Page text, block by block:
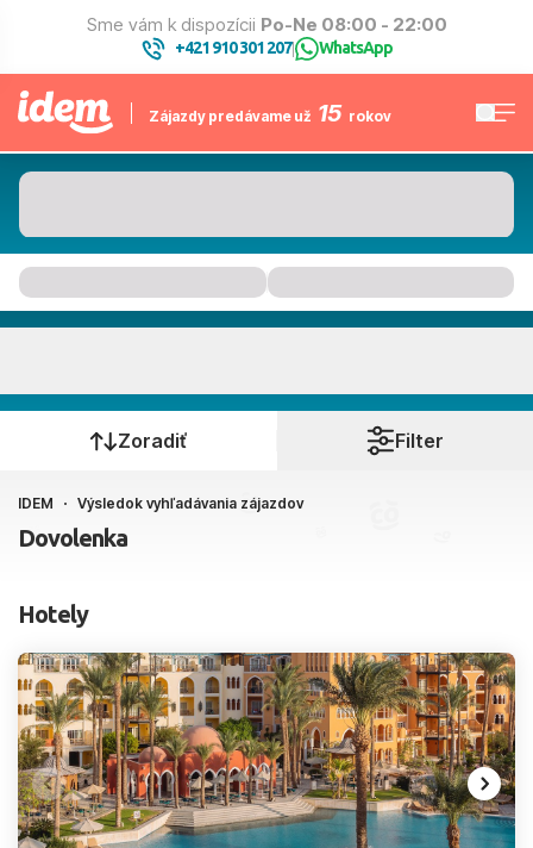
Sme vám k dispozícii Po-Ne 08:00 - 22:00
+421 910 301 207| WhatsApp
Zájazdy predávame už 15 rokov
Kedy cestujete?
Bratislava, Košice, Piešťany, Poprad
Zoradiť Filter
IDEM Výsledok vyhľadávania zájazdov
Dovolenka
Hotely